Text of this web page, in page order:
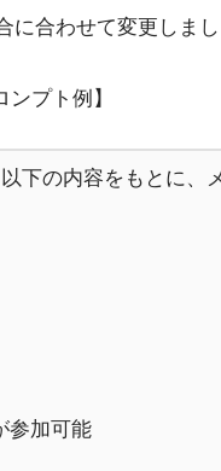
に合わせて変更しまし
プト例】
下の内容をもとに、
参加可能